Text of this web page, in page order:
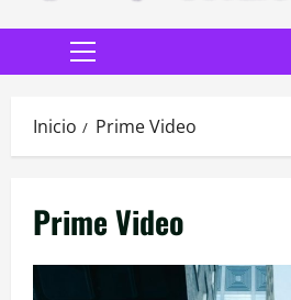
Menú
Inicio Prime Video
Prime Video